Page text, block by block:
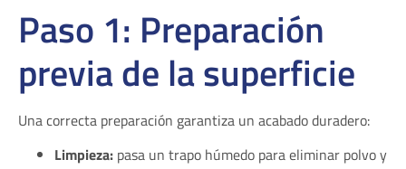
Paso 1: Preparación
previa de la superficie
Una correcta preparación garantiza un acabado duradero:
Limpieza: pasa un trapo húmedo para eliminar polvo y